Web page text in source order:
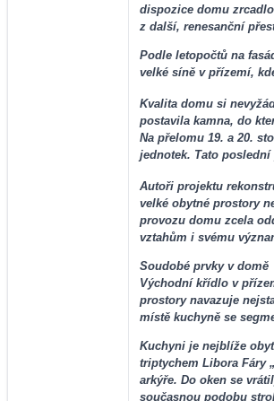
dispozice domu
z další, renesanční
Podle letopočtů na
velké síně v přízemí,
Kvalita domu si
postavila kamna, do
Na přelomu 19. a 20.
jednotek. Tato
Autoři projektu
velké obytné prostory
provozu domu zcela
vztahům i svému
Soudobé prvky v domě
Východní křídlo v
prostory navazuje
místě kuchyně se
Kuchyni je nejblíže
triptychem Libora Fáry
arkýře. Do oken se
současnou podobu